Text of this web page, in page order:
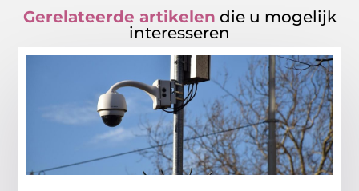
Gerelateerde artikelen die u mogelijk
interesseren